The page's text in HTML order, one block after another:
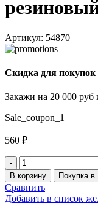
Артикул: 54870
Скидка для покупок
Закажи на 20 000 руб
Sale_coupon_1
560 ₽
Количество
товара
Жгут
В корзину Покупка в
Сравнить
Добавить в список